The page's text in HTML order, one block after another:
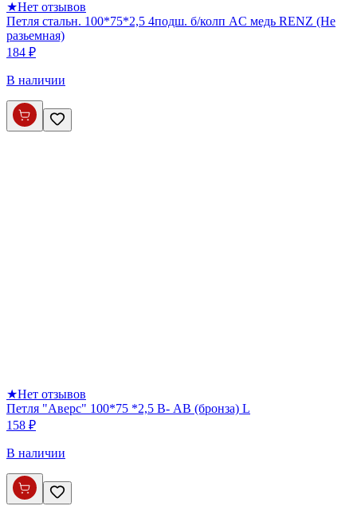
★Нет отзывов
Петля стальн. 100*75*2,5 4подш. б/колп AС медь RENZ (Не
разьемная)
184 ₽
В наличии
★Нет отзывов
Петля "Аверс" 100*75 *2,5 B- АВ (бронза) L
158 ₽
В наличии